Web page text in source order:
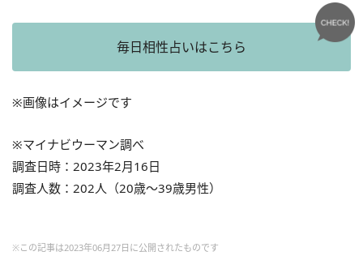
毎日相性占いはこちら
※画像はイメージです
※マイナビウーマン調べ
調査日時：2023年2月16日
調査人数：202人（20歳～39歳男性）
※この記事は2023年06月27日に公開されたものです